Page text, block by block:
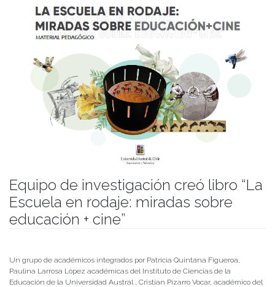
Equipo de investigación creó libro “La
Escuela en rodaje: miradas sobre
educación + cine”
Un grupo de académicos integrados por Patricia Quintana Figueroa,
Paulina Larrosa López académicas del Instituto de Ciencias de la
Educación de la Universidad Austral , Cristian Pizarro Vocar, académico del